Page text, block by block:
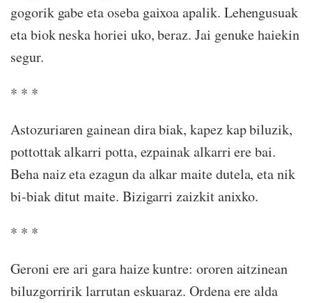
gogorik gabe eta oseba gaixoa apalik. Lehengusuak
eta biok neska horiei uko, beraz. Jai genuke haiekin
segur.
* * *
Astozuriaren gainean dira biak, kapez kap biluzik,
pottottak alkarri potta, ezpainak alkarri ere bai.
Beha naiz eta ezagun da alkar maite dutela, eta nik
bi-biak ditut maite. Bizigarri zaizkit anixko.
* * *
Geroni ere ari gara haize kuntre: ororen aitzinean
biluzgorririk larrutan eskuaraz. Ordena ere alda